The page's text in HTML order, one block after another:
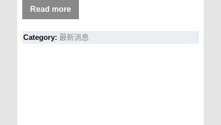
Read more
Category: 最新消息